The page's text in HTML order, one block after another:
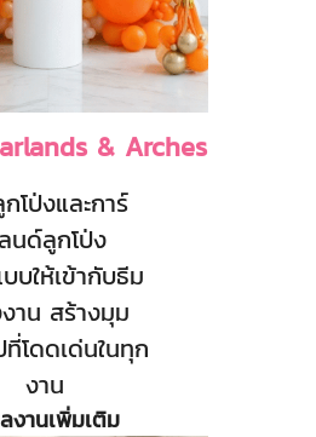
& Arches
โป่งและการ์
นด์ลูกโป่ง
บให้เข้ากับธีม
าน สร้างมุม
โดดเด่นในทุก
งาน
งานเพิ่มเติม